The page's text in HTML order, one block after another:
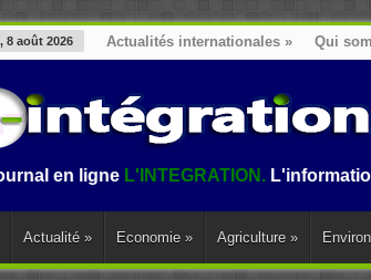
8 août 2026 Actualités internationales » Qui
ligne L'INTEGRATION.L'information au
Actualité » Economie » Agriculture »